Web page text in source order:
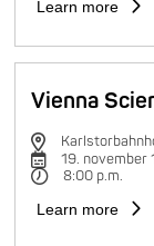
Learn more
Vienna
19. november
8:00 p.m.
Learn more